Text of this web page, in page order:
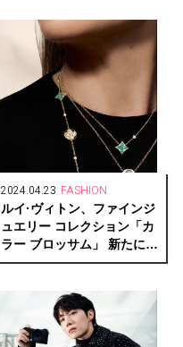
2024.04.23 FASHION
ルイ·ヴィトン、ファインジ
ュエリー コレクション「カ
ラー ブロッサム」 新たにア
マゾナイトが仲間入り